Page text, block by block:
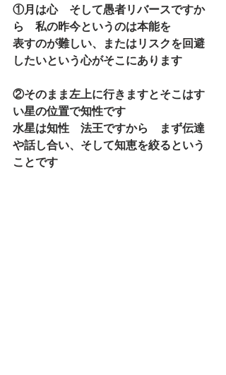
①月は心　そして愚者リバースですか
ら　私の昨今というのは本能を
表すのが難しい、またはリスクを回避
したいという心がそこにあります
②そのまま左上に行きますとそこはす
い星の位置で知性です
水星は知性　法王ですから　まず伝達
や話し合い、そして知恵を絞るという
ことです